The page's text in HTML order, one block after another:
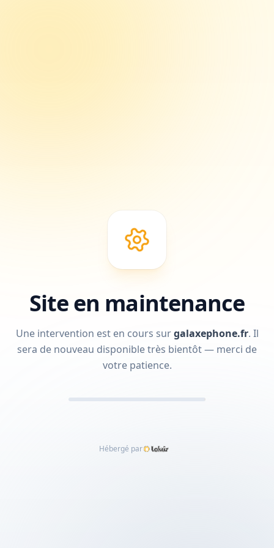
Site en maintenance
Une intervention est en cours surgalaxephone.fr. Il
sera de nouveau disponible très bientôt — merci de
votre patience.
Hébergé par